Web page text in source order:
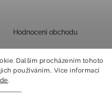
Dalším procházením tohoto
používáním.. Více informací
.
Hodnocení obchodu